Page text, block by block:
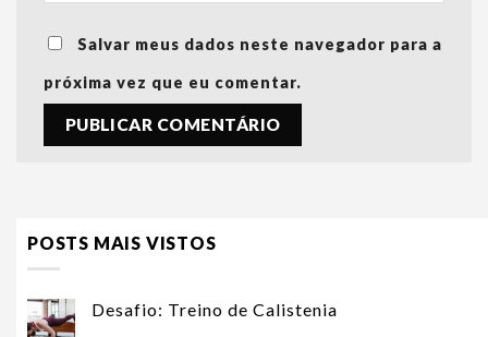
Salvar meus dados neste navegador para a
próxima vez que eu comentar.
POSTS MAIS VISTOS
Desafio: Treino de Calistenia